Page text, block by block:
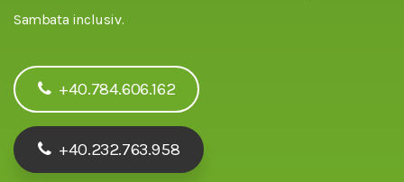
Sambata inclusiv.
+40.784.606.162
+40.232.763.958